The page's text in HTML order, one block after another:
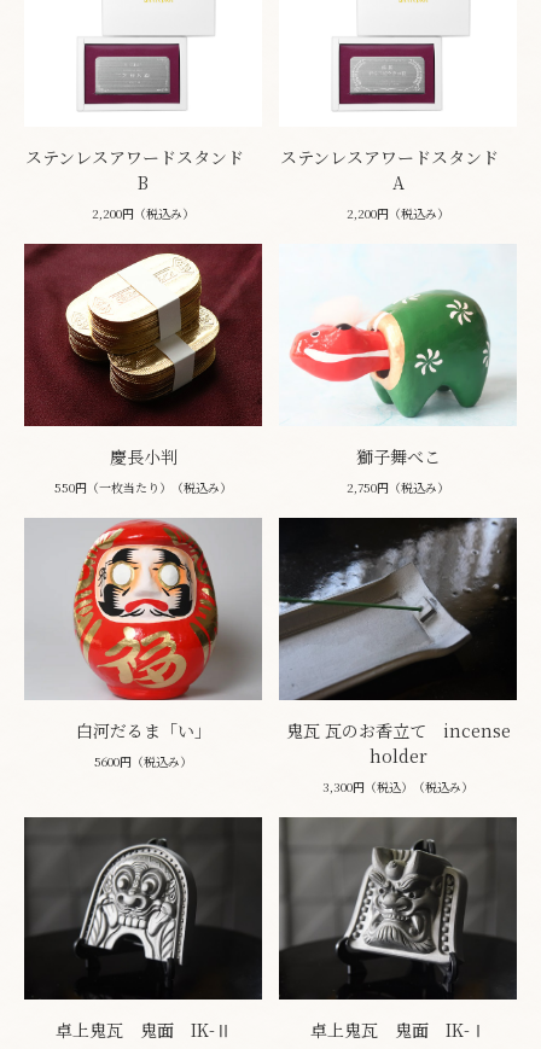
ステンレスアワードスタンド
B
2,200円（税込み）
ステンレスアワードスタンド
A
2,200円（税込み）
慶長小判
550円（一枚当たり）（税込み）
獅子舞べこ
2,750円（税込み）
白河だるま「い」
5600円（税込み）
鬼瓦 瓦のお香立て incense
holder
3,300円（税込）（税込み）
卓上鬼瓦 鬼面 IK-Ⅱ 卓上鬼瓦 鬼面 IK-Ⅰ